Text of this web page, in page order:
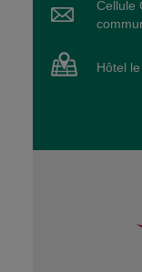
Cellule
Hôtel